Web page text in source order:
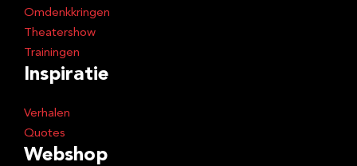
Omdenkkringen
Theatershow
Trainingen
Inspiratie
Verhalen
Quotes
Webshop